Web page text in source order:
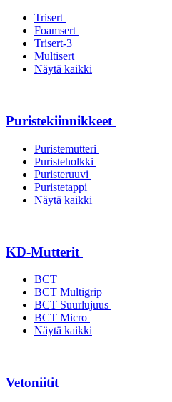
Trisert
Foamsert
Trisert-3
Multisert
Näytä kaikki
Puristekiinnikkeet
Puristemutteri
Puristeholkki
Puristeruuvi
Puristetappi
Näytä kaikki
KD-Mutterit
BCT
BCT Multigrip
BCT Suurlujuus
BCT Micro
Näytä kaikki
Vetoniitit